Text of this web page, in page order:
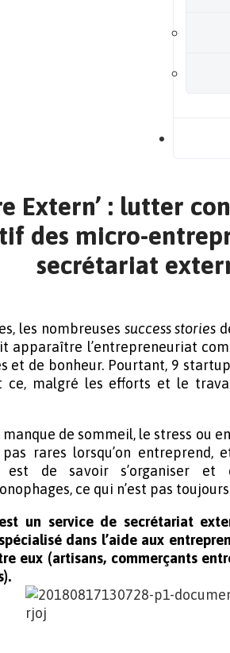
Extern’ : lutter
des micro-
secrétariat
les nombreuses success stories
apparaître l’entrepreneuriat
et de bonheur. Pourtant, 9
malgré les efforts et le
manque de sommeil, le stress ou
rares lorsqu’on entreprend,
de savoir s’organiser et
ce qui n’est pas
un service de secrétariat
dans l’aide aux
eux (artisans, commerçants